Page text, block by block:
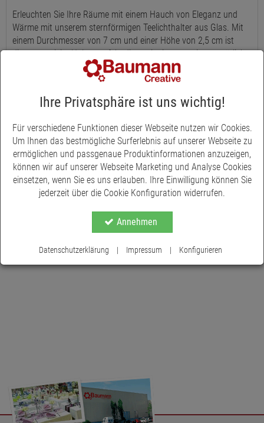
Erleuchten Sie Ihre Räume mit einem Hauch von Eleganz und
Wärme mit unserem sternförmigen Teelichthalter aus Glas. Mit
einem Durchmesser von 7 cm und einer Höhe von 2,5 cm ist
dieser exquisite Halter perfekt dimensioniert, um eine gemütliche
und einladende Atmosphäre zu schaffen. Dieser Halter wurde
speziell für Teelichte entworfen und bietet eine sichere und
Element auf Ihrem Esstisch, als sanftes Licht für entspannende
ist vielseitig einsetzbar und ein wunderschönes Geschenk für
jeden Anlass. Bringen Sie mit diesem eleganten, sternförmigen
Teelichthalter aus Glas eine stimmungsvolle Beleuchtung in Ihr
Leben.
Ihre Privatsphäre ist uns wichtig!
Für verschiedene Funktionen dieser Webseite nutzen wir Cookies.
Um Ihnen das bestmögliche Surferlebnis auf unserer Webseite zu
ermöglichen und passgenaue Produktinformationen anzuzeigen,
können wir auf unserer Webseite Marketing und Analyse Cookies
einsetzen, wenn Sie es uns erlauben. Ihre Einwilligung können Sie
jederzeit über die Cookie Konfiguration widerrufen.
Annehmen
Datenschutzerklärung | Impressum | Konfigurieren